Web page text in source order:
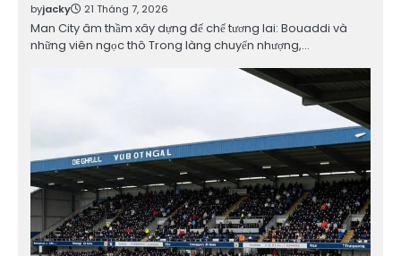
byjacky 21 Tháng 7, 2026
Man City âm thầm xây dựng đế chế tương lai: Bouaddi và
những viên ngọc thô Trong làng chuyển nhượng,…